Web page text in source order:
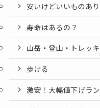
安いけどいいものあ
寿命はあるの？
山岳・登山・トレッ
歩ける
激安！大幅値下げラ